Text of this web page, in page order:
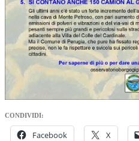
CONDIVIDI:
Facebook X